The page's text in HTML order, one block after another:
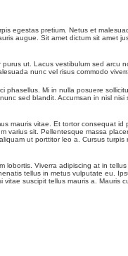
egestas pretium. Netus et
augue. Sit amet dictum sit amet
ut. Lacus vestibulum sed arcu
nunc vel risus commodo
phasellus. Mi in nulla posuere
sed blandit. Accumsan in nisl nisi
mauris vitae. Et tortor consequat id
varius sit. Pellentesque massa
ut porttitor leo a. Cursus turpis
lobortis. Viverra adipiscing at in
tellus in metus vulputate eu.
suscipit tellus mauris a. Mauris